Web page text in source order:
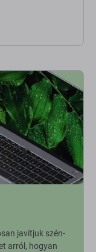
javítjuk szén-
arról, hogyan